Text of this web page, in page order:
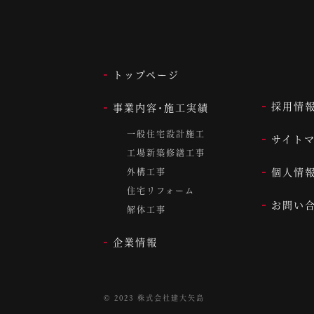
トップページ
事業内容･施工実績
一般住宅設計施工
工場新築修繕工事
外構工事
住宅リフォーム
解体工事
企業情報
採用情報
サイト
個人情
お問い
© 2023 株式会社建大矢島